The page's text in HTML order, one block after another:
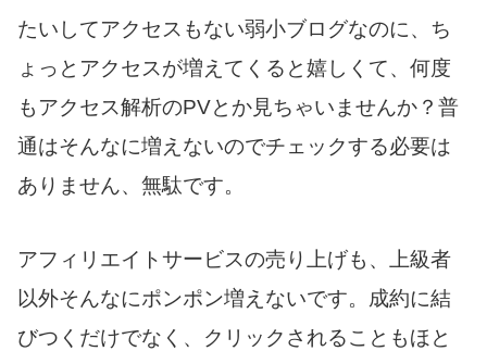
たいしてアクセスもない弱小ブログなのに、ち
ょっとアクセスが増えてくると嬉しくて、何度
もアクセス解析のPVとか見ちゃいませんか？普
通はそんなに増えないのでチェックする必要は
ありません、無駄です。
アフィリエイトサービスの売り上げも、上級者
以外そんなにポンポン増えないです。成約に結
びつくだけでなく、クリックされることもほと